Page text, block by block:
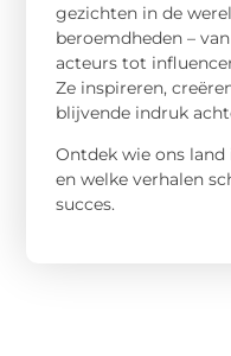
gezichten in de
beroemdheden –
acteurs tot
Ze inspireren,
blijvende indruk
Ontdek wie ons
en welke verhalen
succes.